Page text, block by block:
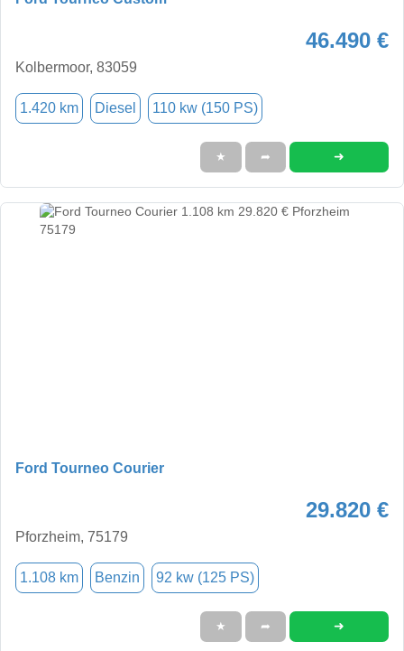
46.490 €
Kolbermoor, 83059
1.420 km Diesel 110 kw (150 PS)
★ ➦ ➜
Ford Tourneo Courier
29.820 €
Pforzheim, 75179
1.108 km Benzin 92 kw (125 PS)
★ ➦ ➜